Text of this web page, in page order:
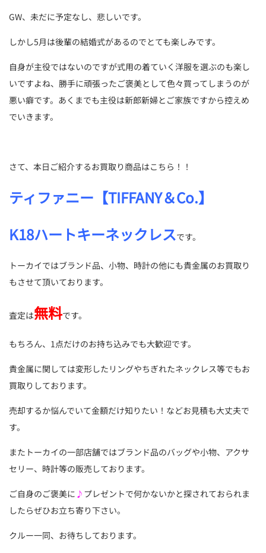
GW、未だに予定なし、悲しいです。
しかし5月は後輩の結婚式があるのでとても楽しみです。
自身が主役ではないのですが式用の着ていく洋服を選ぶのも楽し
いですよね、勝手に頑張ったご褒美として色々買ってしまうのが
悪い癖です。あくまでも主役は新郎新婦とご家族ですから控えめ
でいきます。
さて、本日ご紹介するお買取り商品はこちら！！
ティファニー【TIFFANY＆Co.】
K18ハートキーネックレスです。
トーカイではブランド品、小物、時計の他にも貴金属のお買取り
もさせて頂いております。
査定は無料です。
もちろん、1点だけのお持ち込みでも大歓迎です。
貴金属に関しては変形したリングやちぎれたネックレス等でもお
買取りしております。
売却するか悩んでいて金額だけ知りたい！などお見積も大丈夫で
す。
またトーカイの一部店舗ではブランド品のバッグや小物、アクサ
セリー、時計等の販売しております。
ご自身のご褒美に ♪ プレゼントで何かないかと探されておられま
したらぜひお立ち寄り下さい。
クルー一同、お待ちしております。